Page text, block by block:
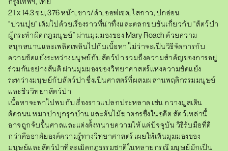
E
N
N
A
T
U
R
E
E
A
K
S
T
H
21 x 14.3 ซม, 376 หน้า, ขาว/ดำ, ออฟเซต, ไสกาว, ปกอ่อน
“ป่วนปุย” เต็มไปด้วยเรื่องราวที่น่าทึ่งและตลกขบขันเกี่ยวกับ “สัตว์ป่า
ผู้กระทำผิดกฎมนุษย์” ผ่านมุมมองของ Mary Roach ด้วยความ
สนุกสนานและเพลิดเพลินไปกับเนื้อหา ไม่ว่าจะเป็นวิธีจัดการกับ
ความขัดแย้งระหว่างมนุษย์กับสัตว์ป่า รวมถึงความสำคัญของการอยู่
ร่วมกันอย่างสันติ ผ่านมุมมองของวิทยาศาสตร์แห่งความขัดแย้ง
ระหว่างมนุษย์กับสัตว์ป่า ซึ่งเป็นศาสตร์ที่ผสมผสานพฤติกรรมมนุษย์
และชีววิทยาสัตว์ป่า
เนื้อหาจะพาไปพบกับเรื่องราวแปลกประหลาด เช่น กวางมูสเดิน
ตัดถนน หมาป่าบุกรุกบ้าน และต้นไม้ฆาตกรซึ่งในอดีต สัตว์เหล่านี้
อาจถูกจับขึ้นศาลและแต่งตั้งทนายความให้ แต่ปัจจุบัน วิธีรับมือที่ดี
กว่าคืออาศัยองค์ความรู้ทางวิทยาศาสตร์ เผยให้เห็นมุมมองของ
มนุษย์และสัตว์ป่าที่ละเมิดกฎธรรมชาติในหลายกรณี มนุษย์มักเป็น